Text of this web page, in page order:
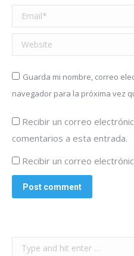
Email *
Website
Guarda mi nombre, correo
navegador para la próxima vez
Recibir un correo
comentarios a esta entrada.
Recibir un correo
Post comment
Search: